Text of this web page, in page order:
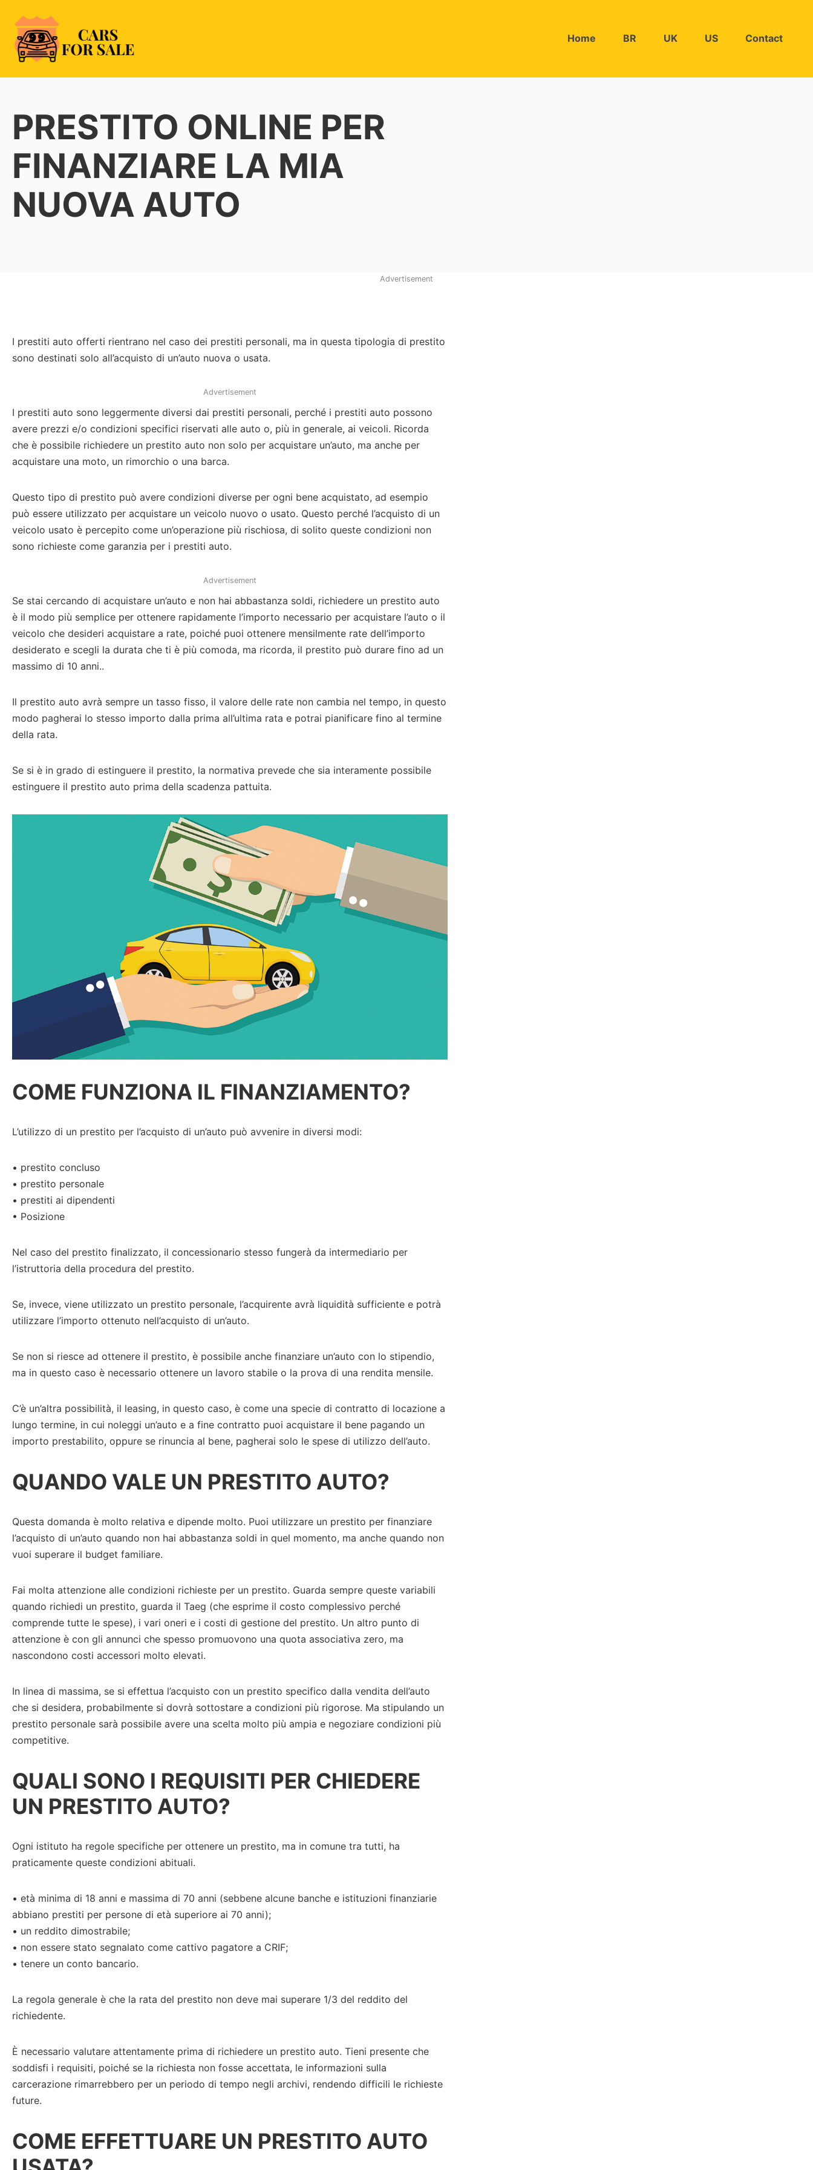
content
99CarsforSale
Home BR UK US Contact
PRESTITO ONLINE PER
FINANZIARE LA MIA
NUOVA AUTO
Advertisement
I prestiti auto offerti rientrano nel caso dei prestiti personali, ma in questa tipologia di prestito
sono destinati solo all’acquisto di un’auto nuova o usata.
Advertisement
I prestiti auto sono leggermente diversi dai prestiti personali, perché i prestiti auto possono
avere prezzi e/o condizioni specifici riservati alle auto o, più in generale, ai veicoli. Ricorda
che è possibile richiedere un prestito auto non solo per acquistare un’auto, ma anche per
acquistare una moto, un rimorchio o una barca.
Questo tipo di prestito può avere condizioni diverse per ogni bene acquistato, ad esempio
può essere utilizzato per acquistare un veicolo nuovo o usato. Questo perché l’acquisto di un
veicolo usato è percepito come un’operazione più rischiosa, di solito queste condizioni non
sono richieste come garanzia per i prestiti auto.
Advertisement
Se stai cercando di acquistare un’auto e non hai abbastanza soldi, richiedere un prestito auto
è il modo più semplice per ottenere rapidamente l’importo necessario per acquistare l’auto o il
veicolo che desideri acquistare a rate, poiché puoi ottenere mensilmente rate dell’importo
desiderato e scegli la durata che ti è più comoda, ma ricorda, il prestito può durare fino ad un
massimo di 10 anni..
Il prestito auto avrà sempre un tasso fisso, il valore delle rate non cambia nel tempo, in questo
modo pagherai lo stesso importo dalla prima all’ultima rata e potrai pianificare fino al termine
della rata.
Se si è in grado di estinguere il prestito, la normativa prevede che sia interamente possibile
estinguere il prestito auto prima della scadenza pattuita.
COME FUNZIONA IL FINANZIAMENTO?
L’utilizzo di un prestito per l’acquisto di un’auto può avvenire in diversi modi:
• prestito concluso
• prestito personale
• prestiti ai dipendenti
• Posizione
Nel caso del prestito finalizzato, il concessionario stesso fungerà da intermediario per
l’istruttoria della procedura del prestito.
Se, invece, viene utilizzato un prestito personale, l’acquirente avrà liquidità sufficiente e potrà
utilizzare l’importo ottenuto nell’acquisto di un’auto.
Se non si riesce ad ottenere il prestito, è possibile anche finanziare un’auto con lo stipendio,
ma in questo caso è necessario ottenere un lavoro stabile o la prova di una rendita mensile.
C’è un’altra possibilità, il leasing, in questo caso, è come una specie di contratto di locazione a
lungo termine, in cui noleggi un’auto e a fine contratto puoi acquistare il bene pagando un
importo prestabilito, oppure se rinuncia al bene, pagherai solo le spese di utilizzo dell’auto.
QUANDO VALE UN PRESTITO AUTO?
Questa domanda è molto relativa e dipende molto. Puoi utilizzare un prestito per finanziare
l’acquisto di un’auto quando non hai abbastanza soldi in quel momento, ma anche quando non
vuoi superare il budget familiare.
Fai molta attenzione alle condizioni richieste per un prestito. Guarda sempre queste variabili
quando richiedi un prestito, guarda il Taeg (che esprime il costo complessivo perché
comprende tutte le spese), i vari oneri e i costi di gestione del prestito. Un altro punto di
attenzione è con gli annunci che spesso promuovono una quota associativa zero, ma
nascondono costi accessori molto elevati.
In linea di massima, se si effettua l’acquisto con un prestito specifico dalla vendita dell’auto
che si desidera, probabilmente si dovrà sottostare a condizioni più rigorose. Ma stipulando un
prestito personale sarà possibile avere una scelta molto più ampia e negoziare condizioni più
competitive.
QUALI SONO I REQUISITI PER CHIEDERE
UN PRESTITO AUTO?
Ogni istituto ha regole specifiche per ottenere un prestito, ma in comune tra tutti, ha
praticamente queste condizioni abituali.
• età minima di 18 anni e massima di 70 anni (sebbene alcune banche e istituzioni finanziarie
abbiano prestiti per persone di età superiore ai 70 anni);
• un reddito dimostrabile;
• non essere stato segnalato come cattivo pagatore a CRIF;
• tenere un conto bancario.
La regola generale è che la rata del prestito non deve mai superare 1/3 del reddito del
richiedente.
È necessario valutare attentamente prima di richiedere un prestito auto. Tieni presente che
soddisfi i requisiti, poiché se la richiesta non fosse accettata, le informazioni sulla
carcerazione rimarrebbero per un periodo di tempo negli archivi, rendendo difficili le richieste
future.
COME EFFETTUARE UN PRESTITO AUTO